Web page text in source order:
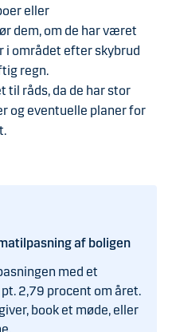
eller
dem, om de har været
i området efter skybrud
regn.
til råds, da de har stor
og eventuelle planer for
af boligen
med et
2,79 procent om året.
book et møde, eller